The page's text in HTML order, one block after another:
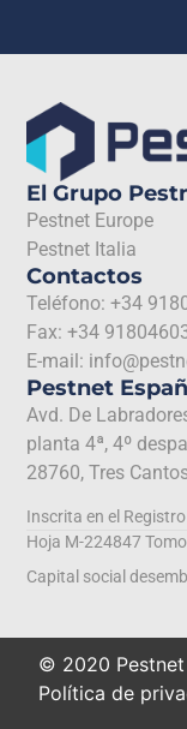
Pestnet
Avd. De
planta 4ª, 4º
28760, Tres
Inscrita en el
Hoja M-224847
Capital social
Contactos
Teléfono: +34
Fax: +34
E-mail:
El Grupo
Pestnet Europe
Pestnet Italia
© 2020 Pestnet
Política de